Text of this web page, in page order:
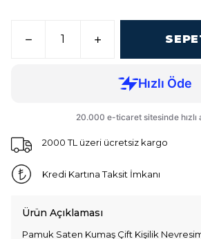
2000 TL üzeri ücretsiz kargo
Kredi Kartına Taksit İmkanı
Ürün Açıklaması
Pamuk Saten Kumaş Çift Kişilik